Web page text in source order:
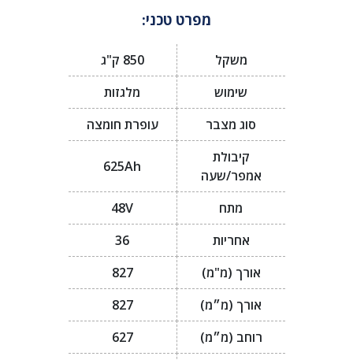
מפרט טכני:
משקל
850 ק"ג
שימוש
מלגזות
סוג מצבר
עופרת חומצה
קיבולת
אמפר/שעה
625Ah
מתח
48V
אחריות
36
אורך (מ"מ)
827
אורך (מ״מ)
827
רוחב (מ״מ)
627